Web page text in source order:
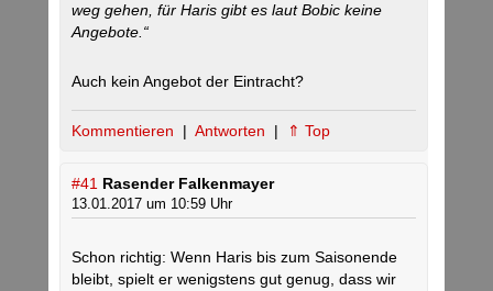
weg gehen, für Haris gibt es laut Bobic keine
Angebote.“
Auch kein Angebot der Eintracht?
Kommentieren | Antworten | ⇑ Top
#41 Rasender Falkenmayer
13.01.2017 um 10:59 Uhr
Schon richtig: Wenn Haris bis zum Saisonende
bleibt, spielt er wenigstens gut genug, dass wir